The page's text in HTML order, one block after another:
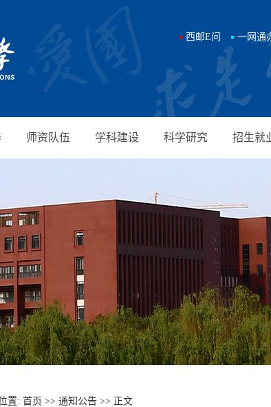
西邮E问 一网通
师资队伍 学科建设 科学研究 招生就
置: 首页 >> 通知公告 >> 正文